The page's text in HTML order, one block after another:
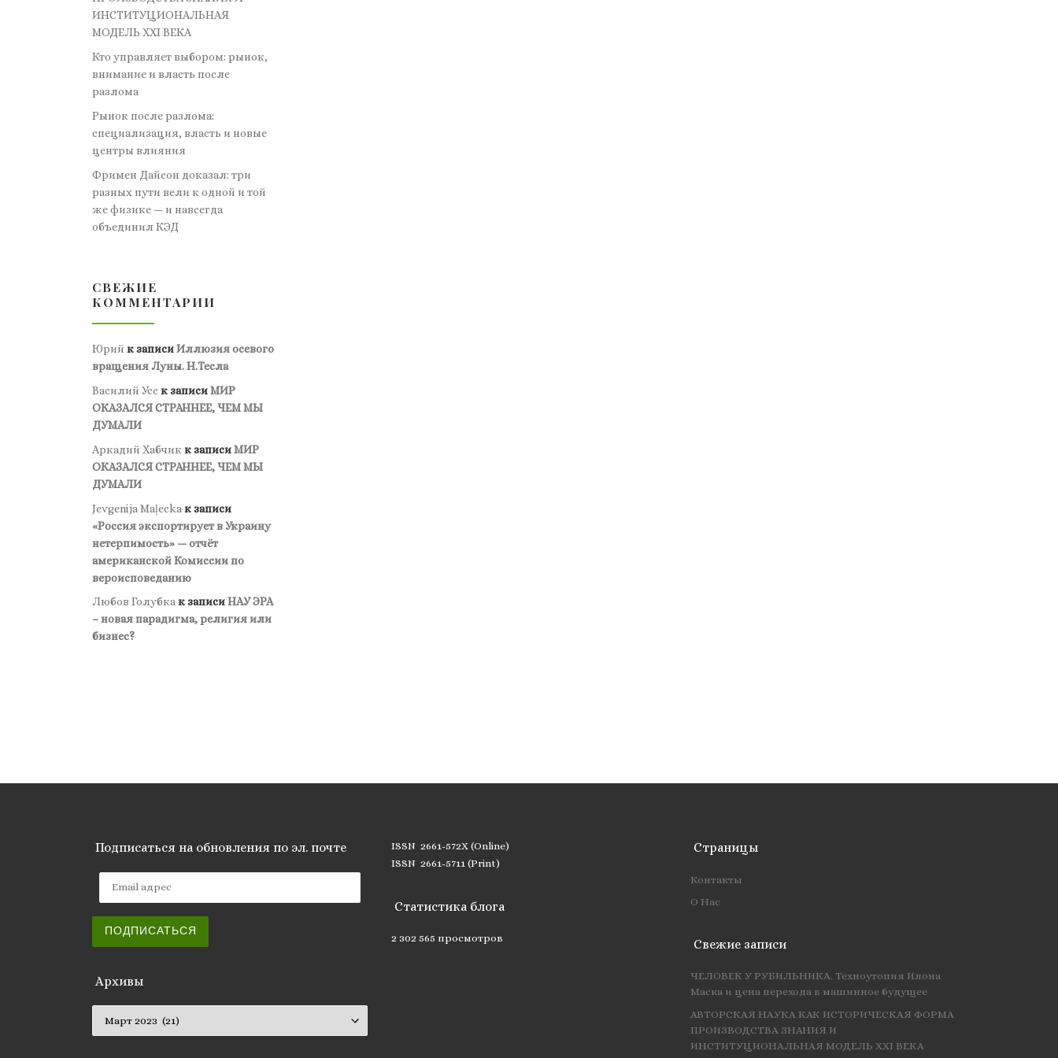
ИНСТИТУЦИОНАЛЬНАЯ
МОДЕЛЬ XXI ВЕКА
Кто управляет выбором: рынок,
внимание и власть после
разлома
Рынок после разлома:
специализация, власть и новые
центры влияния
Фримен Дайсон доказал: три
разных пути вели к одной и той
же физике — и навсегда
объединил КЭД
СВЕЖИЕ
КОММЕНТАРИИ
Юрий к записиИллюзия осевого
вращения Луны. Н.Тесла
Василий Усс к записиМИР
ОКАЗАЛСЯ СТРАННЕЕ, ЧЕМ МЫ
ДУМАЛИ
Аркадий Хабчик к записиМИР
ОКАЗАЛСЯ СТРАННЕЕ, ЧЕМ МЫ
ДУМАЛИ
Jevgenija Maļecka к записи
«Россия экспортирует в Украину
нетерпимость» — отчёт
американской Комиссии по
вероисповеданию
Любов Голубкак записиНАУ ЭРА
– новая парадигма, религия или
бизнес?
Подписаться на обновления по эл. почте
ПОДПИСАТЬСЯ
Архивы
ISSN 2661-572X (Online)
ISSN 2661-5711 (Print)
Статистика блога
2 302 565 просмотров
Страницы
Контакты
О Нас
Свежие записи
ЧЕЛОВЕК У РУБИЛЬНИКА. Техноутопия Илона
Маска и цена перехода в машинное будущее
АВТОРСКАЯ НАУКА КАК ИСТОРИЧЕСКАЯ ФОРМА
ПРОИЗВОДСТВА ЗНАНИЯ И
ИНСТИТУЦИОНАЛЬНАЯ МОДЕЛЬ XXI ВЕКА